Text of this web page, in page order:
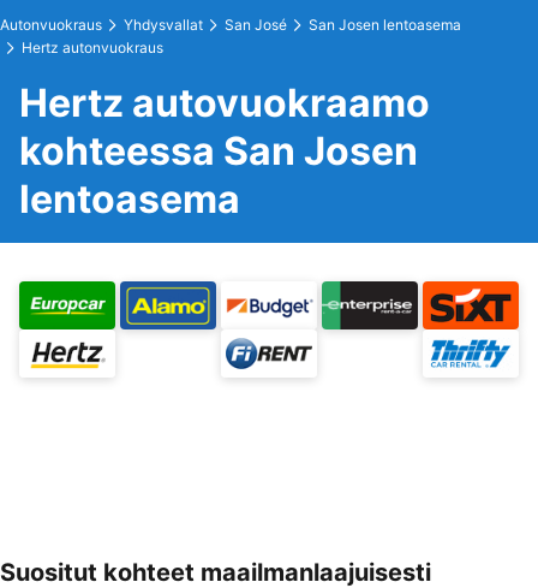
Autonvuokraus Yhdysvallat San José
San Josen lentoasema
Hertz autonvuokraus
Hertz autovuokraamo
kohteessa San Josen
lentoasema
Suositut kohteet maailmanlaajuisesti